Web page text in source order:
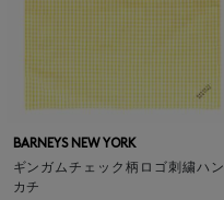
BARNEYS NEW YORK
ギンガムチェック柄ロゴ刺繍ハン
カチ